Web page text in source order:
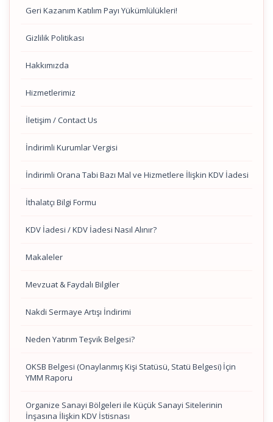
Geri Kazanım Katılım Payı Yükümlülükleri!
Gizlilik Politikası
Hakkımızda
Hizmetlerimiz
İletişim / Contact Us
İndirimli Kurumlar Vergisi
İndirimli Orana Tabi Bazı Mal ve Hizmetlere İlişkin KDV İadesi
İthalatçı Bilgi Formu
KDV İadesi / KDV İadesi Nasıl Alınır?
Makaleler
Mevzuat & Faydalı Bilgiler
Nakdi Sermaye Artışı İndirimi
Neden Yatırım Teşvik Belgesi?
OKSB Belgesi (Onaylanmış Kişi Statüsü, Statü Belgesi) İçin
YMM Raporu
Organize Sanayi Bölgeleri ile Küçük Sanayi Sitelerinin
İnşasına İlişkin KDV İstisnası